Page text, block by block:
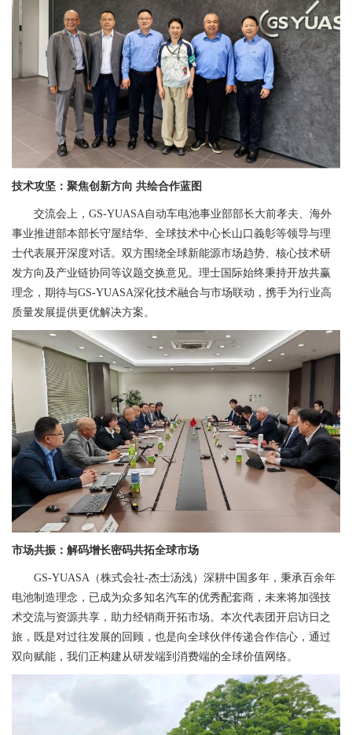
技术攻坚：聚焦创新方向 共绘合作蓝图
交流会上，GS-YUASA自动车电池事业部部长大前孝夫、海外
事业推进部本部长守屋结华、全球技术中心长山口義彰等领导与理
士代表展开深度对话。双方围绕全球新能源市场趋势、核心技术研
发方向及产业链协同等议题交换意见。理士国际始终秉持开放共赢
理念，期待与GS-YUASA深化技术融合与市场联动，携手为行业高
质量发展提供更优解决方案。
市场共振：解码增长密码共拓全球市场
GS-YUASA（株式会社-杰士汤浅）深耕中国多年，秉承百余年
电池制造理念，已成为众多知名汽车的优秀配套商，未来将加强技
术交流与资源共享，助力经销商开拓市场。本次代表团开启访日之
旅，既是对过往发展的回顾，也是向全球伙伴传递合作信心，通过
双向赋能，我们正构建从研发端到消费端的全球价值网络。